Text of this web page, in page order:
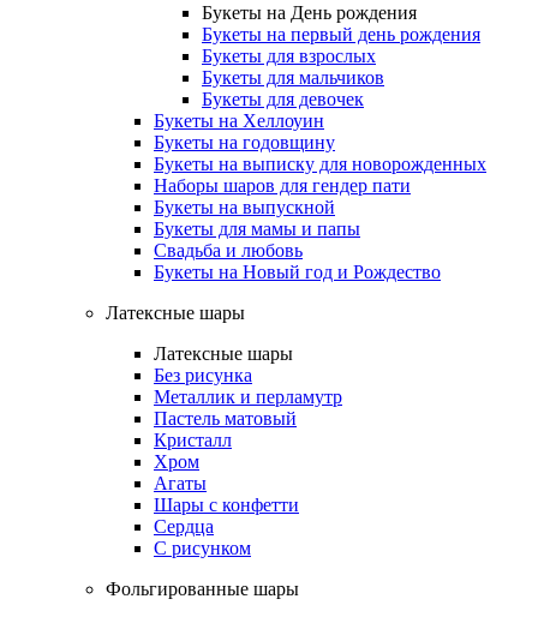
Букеты на День рождения
Букеты на первый день рождения
Букеты для взрослых
Букеты для мальчиков
Букеты для девочек
Букеты на Хеллоуин
Букеты на годовщину
Букеты на выписку для новорожденных
Наборы шаров для гендер пати
Букеты на выпускной
Букеты для мамы и папы
Свадьба и любовь
Букеты на Новый год и Рождество
Латексные шары
Латексные шары
Без рисунка
Металлик и перламутр
Пастель матовый
Кристалл
Хром
Агаты
Шары с конфетти
Сердца
С рисунком
Фольгированные шары